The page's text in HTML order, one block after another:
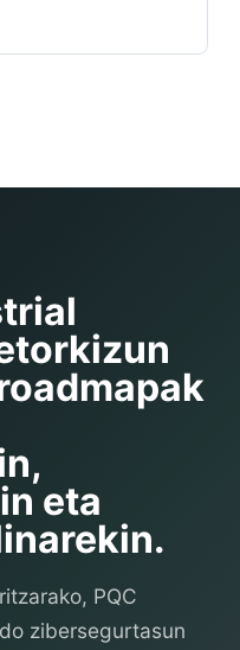
eta
PQC
zibersegurtasun